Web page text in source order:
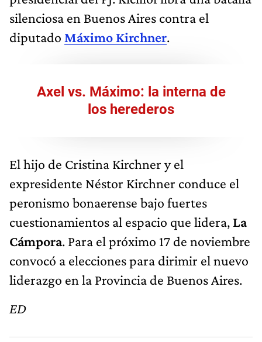
silenciosa en Buenos Aires contra el
diputado Máximo Kirchner.
Axel vs. Máximo: la interna de
los herederos
El hijo de Cristina Kirchner y el
expresidente Néstor Kirchner conduce el
peronismo bonaerense bajo fuertes
cuestionamientos al espacio que lidera, La
Cámpora. Para el próximo 17 de noviembre
convocó a elecciones para dirimir el nuevo
liderazgo en la Provincia de Buenos Aires.
ED